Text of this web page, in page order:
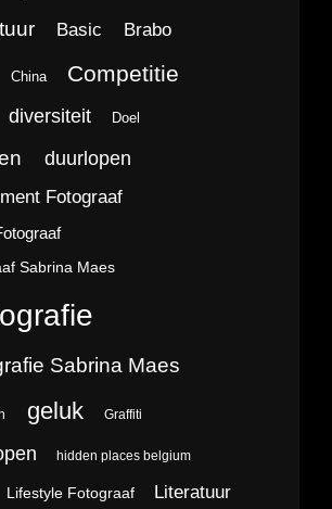
Basic Brabo
China Competitie
diversiteit Doel
duurlopen
Fotograaf
Sabrina Maes
Sabrina Maes
geluk Graffiti
hidden places belgium
Lifestyle Fotograaf Literatuur